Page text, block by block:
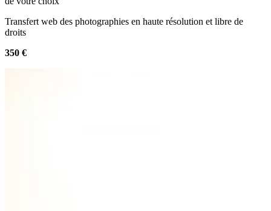
Transfert web des photographies en haute résolution et libre de
droits
350 €